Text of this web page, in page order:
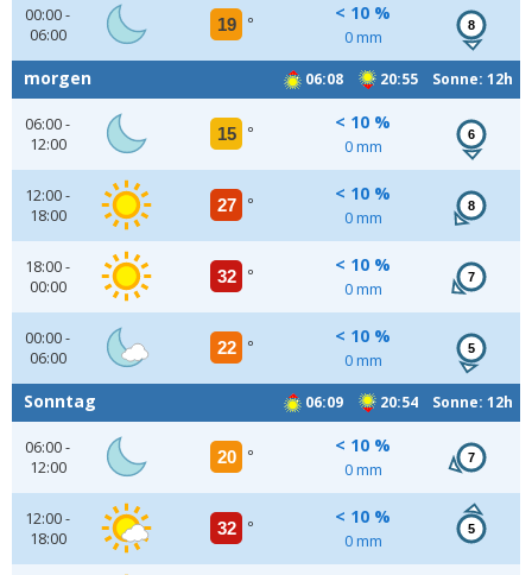
00:00 -
06:00
19 °
< 10 %
0 mm
8
06:08 20:55 Sonne: 12h
morgen
06:00 -
12:00
15 °
< 10 %
0 mm
6
12:00 -
18:00
27 °
< 10 %
0 mm
8
18:00 -
00:00
32 °
< 10 %
0 mm
7
00:00 -
06:00
22 °
< 10 %
0 mm
5
06:09 20:54 Sonne: 12h
Sonntag
06:00 -
12:00
20 °
< 10 %
0 mm
7
12:00 -
18:00
32 °
< 10 %
0 mm
5